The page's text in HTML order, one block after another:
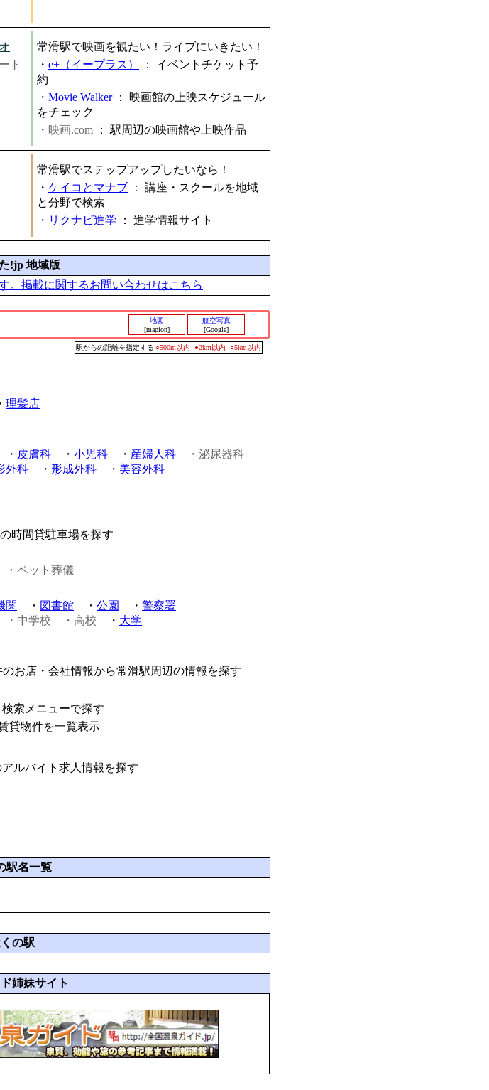
ト
常滑駅で映画を観たい！ライブにいきたい！
・ e+（イープラス） ： イベントチケット予
約
・ Movie Walker： 映画館の上映スケジュール
をチェック
・映画.com ： 駅周辺の映画館や上映作品
常滑駅でステップアップしたいなら！
・ ケイコとマナブ ： 講座・スクールを地域
と分野で検索
・ リクナビ進学 ： 進学情報サイト
!jp 地域版
。掲載に関するお問い合わせはこちら
地図
[mapion]
航空写真
[Google]
駅からの距離を指定する ○500m以内 ●2km以内 ○5km以内
理髪店
・ 皮膚科 ・ 小児科 ・ 産婦人科
・泌尿器科
外科 ・ 形成外科 ・ 美容外科
時間貸駐車場を探す
・ペット葬儀
関 ・ 図書館 ・ 公園 ・ 警察署
・中学校 ・高校 ・ 大学
のお店・会社情報から常滑駅周辺の情報を探す
索メニューで探す
貸物件を一覧表示
アルバイト求人情報を探す
駅名一覧
の駅
姉妹サイト